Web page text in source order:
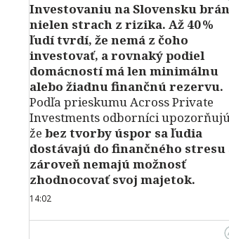
Investovaniu na Slovensku
nielen strach z rizika. Až 40 %
ľudí tvrdí, že nemá z čoho
investovať, a rovnaký podiel
domácností má len minimálnu
alebo žiadnu finančnú rezervu.
Podľa prieskumu Across Private
Investments odborníci
že bez tvorby úspor sa ľudia
dostávajú do finančného stresu
zároveň nemajú možnosť
zhodnocovať svoj majetok.
14:02